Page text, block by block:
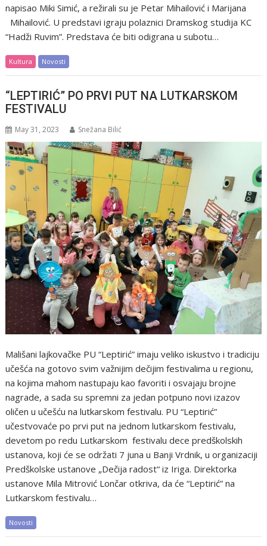
napisao Miki Simić, a režirali su je Petar Mihailović i Marijana
Mihailović. U predstavi igraju polaznici Dramskog studija KC
“Hadži Ruvim”. Predstava će biti odigrana u subotu…
Kultura Novosti
“LEPTIRIĆ” PO PRVI PUT NA LUTKARSKOM
FESTIVALU
May 31, 2023 Snežana Bilić
Mališani lajkovačke PU “Leptirić” imaju veliko iskustvo i tradiciju
učešća na gotovo svim važnijim dečijim festivalima u regionu,
na kojima mahom nastupaju kao favoriti i osvajaju brojne
nagrade, a sada su spremni za jedan potpuno novi izazov
oličen u učešću na lutkarskom festivalu. PU “Leptirić”
učestvovaće po prvi put na jednom lutkarskom festivalu,
devetom po redu Lutkarskom festivalu dece predškolskih
ustanova, koji će se održati 7 juna u Banji Vrdnik, u organizaciji
Predškolske ustanove „Dečija radost“ iz Iriga. Direktorka
ustanove Mila Mitrović Lončar otkriva, da će “Leptirić” na
Lutkarskom festivalu…
Novosti